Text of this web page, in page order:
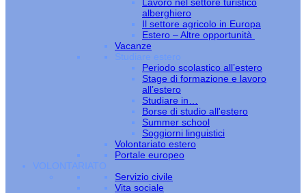
alberghiero
Il settore agricolo in Europa
Estero – Altre opportunità
Vacanze
Studiare estero
Periodo scolastico all’estero
Stage di formazione e lavoro
all’estero
Studiare in…
Borse di studio all'estero
Summer school
Soggiorni linguistici
Volontariato estero
Portale europeo
VOLONTARIATO
Servizio civile
Vita sociale